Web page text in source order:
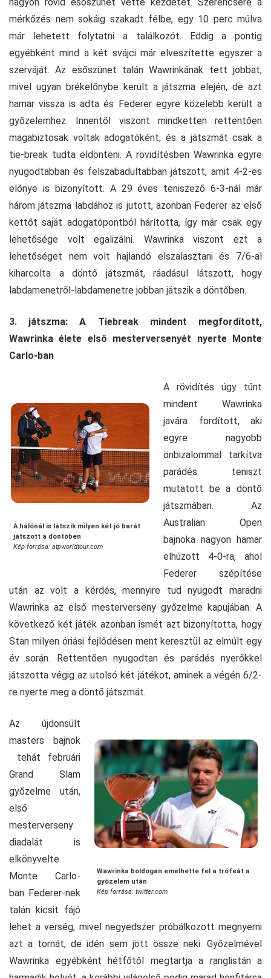
mérkőzés nem sokáig szakadt félbe, egy 10 perc múlva
már lehetett folytatni a találkozót. Eddig a pontig
egyébként mind a két svájci már elveszítette egyszer a
szerváját. Az esőszünet talán Wawrinkának tett jobbat,
mivel ugyan brékelőnybe került a játszma elején, de azt
hamar vissza is adta és Federer egyre közelebb került a
győzelemhez. Innentől viszont mindketten rettentően
magabiztosak voltak adogatóként, és a játszmát csak a
tie-break tudta eldönteni. A rövidítésben Wawrinka egyre
nyugodtabban és felszabadultabban játszott, amit 4-2-es
előnye is bizonyított. A 29 éves teniszező 6-3-nál már
három játszma labdához is jutott, azonban Federer az első
kettőt saját adogatópontból hárította, így már csak egy
lehetősége volt egalizálni. Wawrinka viszont ezt a
lehetőséget nem volt hajlandó elszalasztani és 7/6-al
kiharcolta a döntő játszmát, ráadásul látszott, hogy
labdamenetről-labdamenetre jobban játszik a döntőben.
3. játszma: A Tiebreak mindent megfordított,
Wawrinka élete első mesterversenyét nyerte Monte
Carlo-ban
A hálónál is látszik milyen két jó barát
játszott a döntőben
Kép forrása: atpworldtour.com
A rövidítés úgy tűnt
mindent Wawrinka
javára fordított, aki
egyre nagyobb
önbizalommal tarkítva
parádés teniszt
mutatott be a döntő
játszmában. Az
Australian Open
bajnoka nagyon hamar
elhúzott 4-0-ra, ahol
Federer szépítése
után az volt a kérdés, mennyire tud nyugodt maradni
Wawrinka az első mesterverseny győzelme kapujában. A
következő két játék azonban ismét azt bizonyította, hogy
Stan milyen óriási fejlődésen ment keresztül az elmúlt egy
év során. Rettentően nyugodtan és parádés nyerőkkel
játszotta végig az utolsó két játékot, aminek a végén 6/2-
re nyerte meg a döntő játszmát.
Wawrinka boldogan emelhette fel a trófeát a
győzelem után
Kép forrása: twitter.com
Az újdonsült
masters bajnok
tehát februári
Grand Slam
győzelme után,
első
mesterverseny
diadalát is
elkönyvelte
Monte Carlo-
ban. Federer-nek
talán kicsit fájó
lehet a verség, mivel negyedszer próbálkozott megnyerni
azt a tornát, de idén sem jött össze neki. Győzelmével
Wawrinka egyébként hétfőtől megtartja a ranglistán a